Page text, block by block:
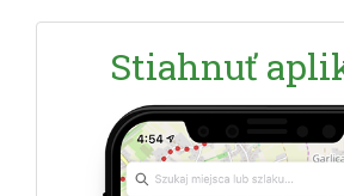
Stiahnuť